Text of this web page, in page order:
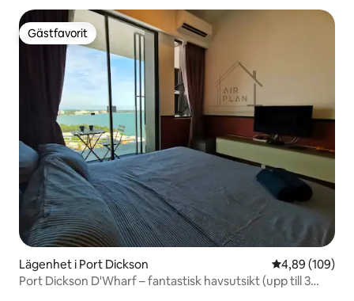
Gästfavorit
Gästfavorit
Lägenhet i Port Dickson 4,89 av 5 i
4,89 (109)
Port Dickson D'Wharf – fantastisk havsutsikt (upp till 3